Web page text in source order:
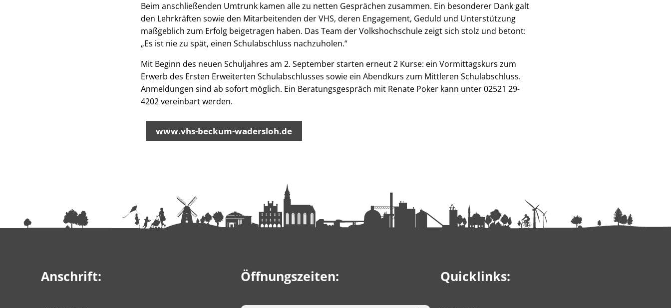
Beim anschließenden Umtrunk kamen alle zu netten Gesprächen zusammen. Ein besonderer Dank galt
den Lehrkräften sowie den Mitarbeitenden der VHS, deren Engagement, Geduld und Unterstützung
maßgeblich zum Erfolg beigetragen haben. Das Team der Volkshochschule zeigt sich stolz und betont:
„Es ist nie zu spät, einen Schulabschluss nachzuholen.“
Mit Beginn des neuen Schuljahres am 2. September starten erneut 2 Kurse: ein Vormittagskurs zum
Erwerb des Ersten Erweiterten Schulabschlusses sowie ein Abendkurs zum Mittleren Schulabschluss.
Anmeldungen sind ab sofort möglich. Ein Beratungsgespräch mit Renate Poker kann unter 02521 29-
4202 vereinbart werden.
www.vhs-beckum-wadersloh.de
Anschrift: Öffnungszeiten: Quicklinks: